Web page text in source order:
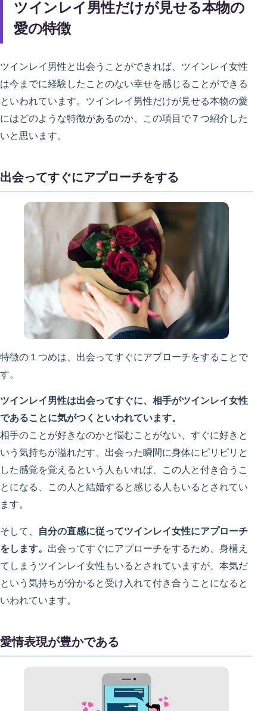
ツインレイ男性だけが見せる本物の
愛の特徴
ツインレイ男性と出会うことができれば、ツインレイ女性
は今までに経験したことのない幸せを感じることができる
といわれています。ツインレイ男性だけが見せる本物の愛
にはどのような特徴があるのか、この項目で７つ紹介した
いと思います。
出会ってすぐにアプローチをする
特徴の１つめは、出会ってすぐにアプローチをすることで
す。
ツインレイ男性は出会ってすぐに、相手がツインレイ女性
であることに気がつくといわれています。
相手のことが好きなのかと悩むことがない、すぐに好きと
いう気持ちが溢れだす、出会った瞬間に身体にピリピリと
した感覚を覚えるという人もいれば、この人と付き合うこ
とになる、この人と結婚すると感じる人もいるとされてい
ます。
そして、
自分の直感に従ってツインレイ女性にアプローチ
をします。 出会ってすぐにアプローチをするため、身構え
てしまうツインレイ女性もいるとされていますが、本気だ
という気持ちが分かると受け入れて付き合うことになると
いわれています。
愛情表現が豊かである